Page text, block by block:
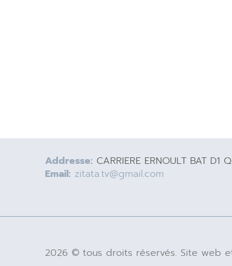
Addresse: CARRIERE ERNOULT BAT D1
Email: zitata.tv@gmail.com
2026 © tous droits réservés. Site web